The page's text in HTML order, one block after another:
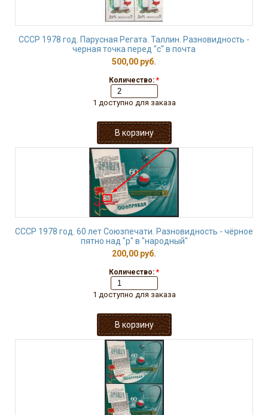
СССР 1978 год. Парусная Регата. Таллин. Разновидность -
черная точка перед "c" в почта
500,00 руб.
Количество: *
1 доступно для заказа
СССР 1978 год. 60 лет Союзпечати. Разновидность - чёрное
пятно над "р" в "народный"
200,00 руб.
Количество: *
1 доступно для заказа